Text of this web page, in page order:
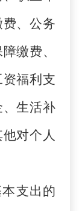
、公务
缴费、
福利支
生活补
对个人
支出的